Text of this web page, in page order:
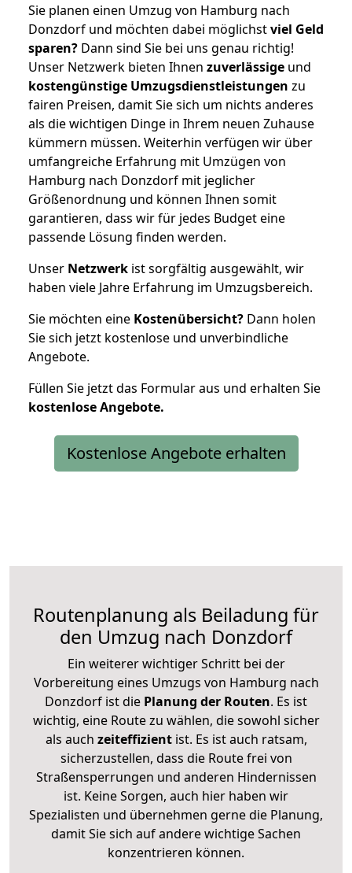
Sie planen einen Umzug von Hamburg nach
Donzdorf und möchten dabei möglichstviel Geld
sparen? Dann sind Sie bei uns genau richtig!
Unser Netzwerk bieten Ihnen zuverlässige und
kostengünstige Umzugsdienstleistungen zu
fairen Preisen, damit Sie sich um nichts anderes
als die wichtigen Dinge in Ihrem neuen Zuhause
kümmern müssen. Weiterhin verfügen wir über
umfangreiche Erfahrung mit Umzügen von
Hamburg nach Donzdorf mit jeglicher
Größenordnung und können Ihnen somit
garantieren, dass wir für jedes Budget eine
passende Lösung finden werden.
Unser Netzwerk ist sorgfältig ausgewählt, wir
haben viele Jahre Erfahrung im Umzugsbereich.
Sie möchten eine Kostenübersicht? Dann holen
Sie sich jetzt kostenlose und unverbindliche
Angebote.
Füllen Sie jetzt das Formular aus und erhalten Sie
kostenloseAngebote.
Kostenlose Angebote erhalten
Routenplanung als Beiladung für
den Umzug nach Donzdorf
Ein weiterer wichtiger Schritt bei der
Vorbereitung eines Umzugs von Hamburg nach
Donzdorf ist die Planung der Routen. Es ist
wichtig, eine Route zu wählen, die sowohl sicher
als auch zeiteffizientist. Es ist auch ratsam,
sicherzustellen, dass die Route frei von
Straßensperrungen und anderen Hindernissen
ist. Keine Sorgen, auch hier haben wir
Spezialisten und übernehmen gerne die Planung,
damit Sie sich auf andere wichtige Sachen
konzentrieren können.